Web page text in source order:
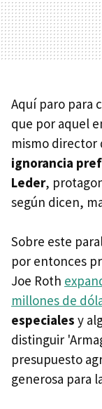
Aquí paro para
que por aquel
mismo director
ignorancia
Leder,
según dicen,
Sobre este
por entonces
Joe Roth
millones de
especiales y
distinguir
presupuesto
generosa para